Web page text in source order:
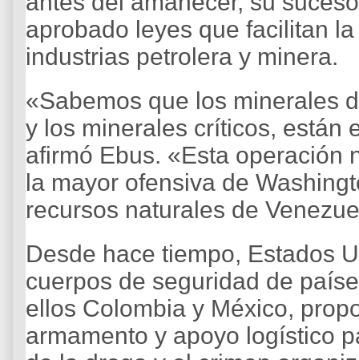
aprobado leyes que facilitan
industrias petrolera y minera.
«Sabemos que los minerales
y los minerales críticos, están
afirmó Ebus. «Esta operación
la mayor ofensiva de
recursos naturales de
Desde hace tiempo, Estados
cuerpos de seguridad de
ellos Colombia y México,
armamento y apoyo logístico